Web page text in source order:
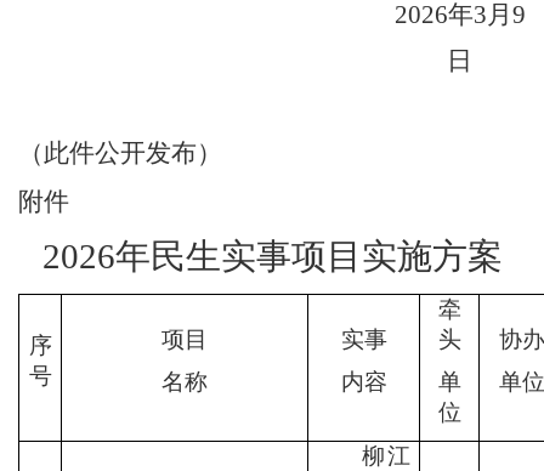
2026年3月 9
日
（此件公开发布）
附件
2026年民生实事项目实施方案
序
号
项目
名称
实事
内容
牵
头
单
位
协办
单位
柳江